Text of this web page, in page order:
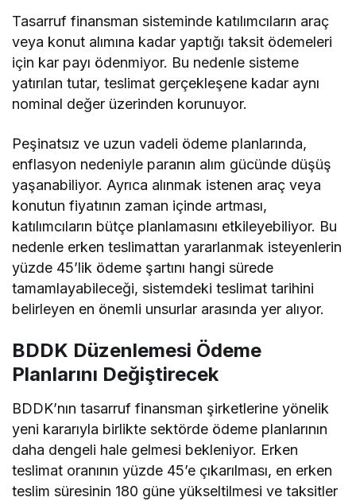
Tasarruf finansman sisteminde katılımcıların araç
veya konut alımına kadar yaptığı taksit ödemeleri
için kar payı ödenmiyor. Bu nedenle sisteme
yatırılan tutar, teslimat gerçekleşene kadar aynı
nominal değer üzerinden korunuyor.
Peşinatsız ve uzun vadeli ödeme planlarında,
enflasyon nedeniyle paranın alım gücünde düşüş
yaşanabiliyor. Ayrıca alınmak istenen araç veya
konutun fiyatının zaman içinde artması,
katılımcıların bütçe planlamasını etkileyebiliyor. Bu
nedenle erken teslimattan yararlanmak isteyenlerin
yüzde 45’lik ödeme şartını hangi sürede
tamamlayabileceği, sistemdeki teslimat tarihini
belirleyen en önemli unsurlar arasında yer alıyor.
BDDK Düzenlemesi Ödeme
Planlarını Değiştirecek
BDDK’nın tasarruf finansman şirketlerine yönelik
yeni kararıyla birlikte sektörde ödeme planlarının
daha dengeli hale gelmesi bekleniyor. Erken
teslimat oranının yüzde 45’e çıkarılması, en erken
teslim süresinin 180 güne yükseltilmesi ve taksitler